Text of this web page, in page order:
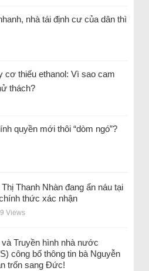
nhà tái định cư của dân thì
cơ thiếu ethanol: Vì sao cam
thách?
quyền mới thôi “dòm ngó”?
Thanh Nhàn đang ẩn náu tại
thức xác nhận
Views
Truyền hình nhà nước
công bố thông tin bà Nguyễn
trốn sang Đức!